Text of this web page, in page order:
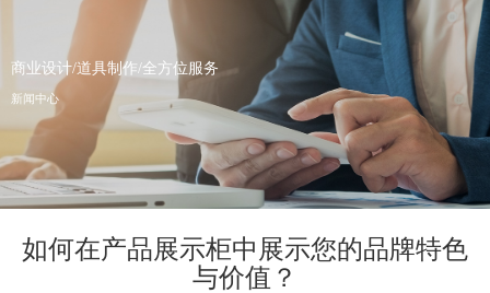
商业设计/道具制作/全方位服务
新闻中心
如何在产品展示柜中展示您的品牌特色
与价值？